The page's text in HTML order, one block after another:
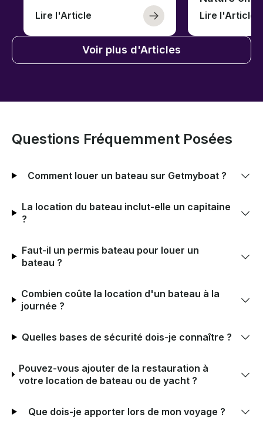
Lire l'Article Lire l'Article
Voir plus d'Articles
Questions Fréquemment Posées
Comment louer un bateau sur Getmyboat ?
La location du bateau inclut-elle un capitaine
?
Faut-il un permis bateau pour louer un
bateau ?
Combien coûte la location d'un bateau à la
journée ?
Quelles bases de sécurité dois-je connaître ?
Pouvez-vous ajouter de la restauration à
votre location de bateau ou de yacht ?
Que dois-je apporter lors de mon voyage ?